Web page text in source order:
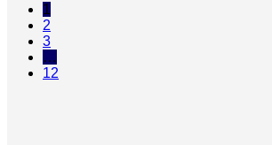
1
2
3
…
12